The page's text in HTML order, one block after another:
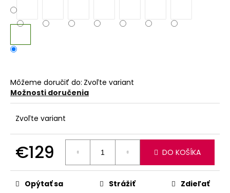
Môžeme doručiť do: Zvoľte variant
Možnosti doručenia
Zvoľte variant
€129 DO KOŠÍKA
Opýtať sa Strážiť Zdieľať